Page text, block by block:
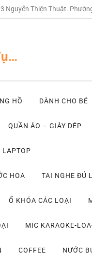
Nguyễn Thiện Thuật.
HỒ DÀNH CHO BÉ
QUẦN ÁO – GIÀY DÉP
LAPTOP
HOA TAI NGHE ĐỦ
Ổ KHÓA CÁC LOẠI
MIC KARAOKE-
COFFEE NƯỚC